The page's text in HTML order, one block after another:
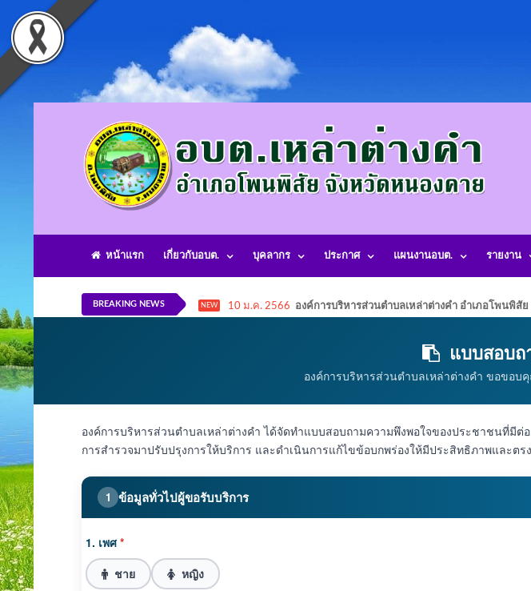
หน้าแรก เกี่ยวกับอบต. บุคลากร ประกาศ แผนงานอบต. รายงาน
BREAKING NEWS NEW 10 ม.ค. 2566 องค์การบริหารส่วนตำบลเหล่าต่างคำ อำเภอโพนพิสั
แบบสอบ
องค์การบริหารส่วนตำบลเหล่าต่างคำ ขอขอ
องค์การบริหารส่วนตำบลเหล่าต่างคำ ได้จัดทำแบบสอบถามความพึงพอใจของประชาชนที่มีต่
การสำรวจมาปรับปรุงการให้บริการ และดำเนินการแก้ไขข้อบกพร่องให้มีประสิทธิภาพและต
1 ข้อมูลทั่วไปผู้ขอรับบริการ
1. เพศ*
ชาย
หญิง